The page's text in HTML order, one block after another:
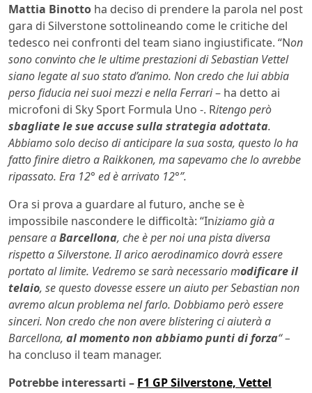
Mattia Binotto ha deciso di prendere la parola nel post
gara di Silverstone sottolineando come le critiche del
tedesco nei confronti del team siano ingiustificate. “Non
sono convinto che le ultime prestazioni di Sebastian Vettel
siano legate al suo stato d’animo. Non credo che lui abbia
perso fiducia nei suoi mezzi e nella Ferrari– ha detto ai
microfoni di Sky Sport Formula Uno -. Ritengo però
sbagliate le sue accuse sulla strategia adottata.
Abbiamo solo deciso di anticipare la sua sosta, questo lo ha
fatto finire dietro a Raikkonen, ma sapevamo che lo avrebbe
ripassato. Era 12° ed è arrivato 12°”.
Ora si prova a guardare al futuro, anche se è
impossibile nascondere le difficoltà: “Iniziamo già a
pensare aBarcellona, che è per noi una pista diversa
rispetto a Silverstone. Il arico aerodinamico dovrà essere
portato al limite. Vedremo se sarà necessario modificare il
telaio, se questo dovesse essere un aiuto per Sebastian non
avremo alcun problema nel farlo. Dobbiamo però essere
sinceri. Non credo che non avere blistering ci aiuterà a
Barcellona, al momento non abbiamo punti di forza“ –
ha concluso il team manager.
Potrebbe interessarti – F1 GP Silverstone, Vettel